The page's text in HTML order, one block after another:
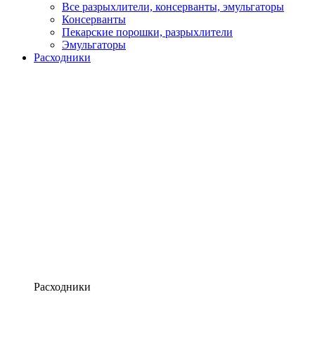
Все разрыхлители, консерванты, эмульгаторы
Консерванты
Пекарские порошки, разрыхлители
Эмульгаторы
Расходники
Расходники